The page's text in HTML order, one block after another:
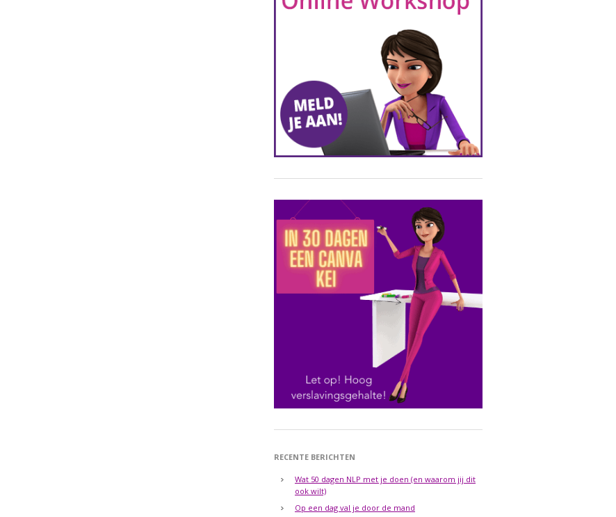
RECENTE BERICHTEN
Wat 50 dagen NLP met je doen (en waarom jij dit
ook wilt)
Op een dag val je door de mand